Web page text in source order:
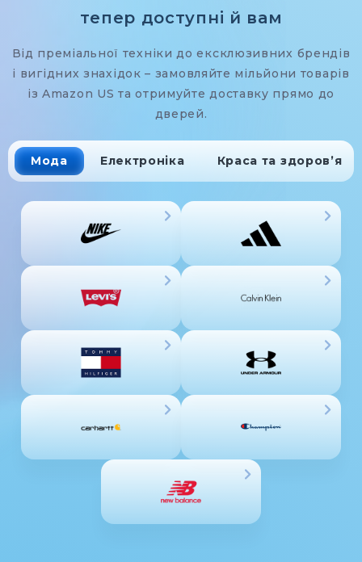
тепер доступні й вам
Від преміальної техніки до ексклюзивних брендів
і вигідних знахідок – замовляйте мільйони товарів
із Amazon US та отримуйте доставку прямо до
дверей.
Мода Електроніка Краса та здоров’я